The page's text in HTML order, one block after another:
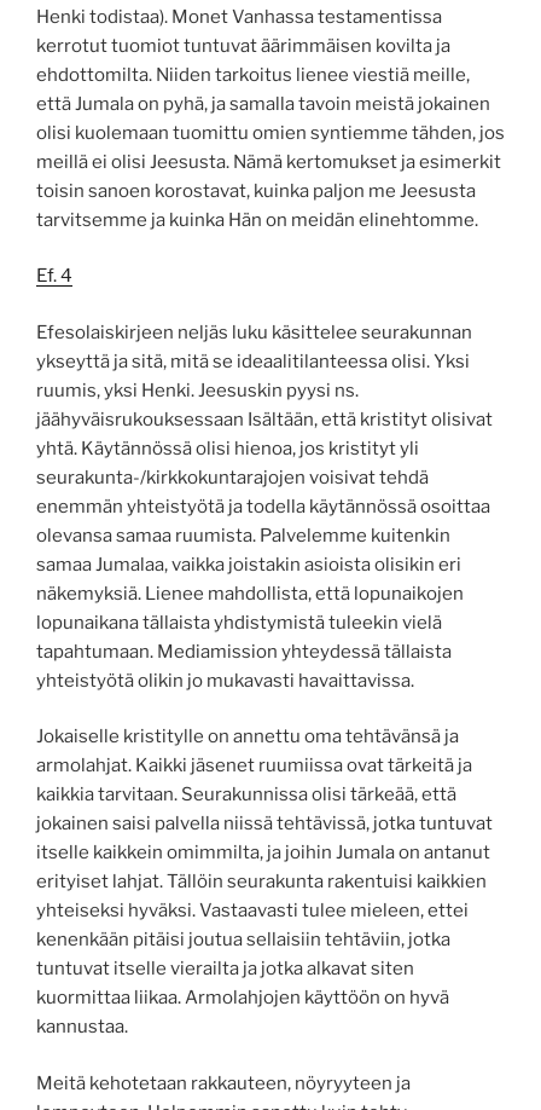
Henki todistaa). Monet Vanhassa testamentissa
kerrotut tuomiot tuntuvat äärimmäisen kovilta ja
ehdottomilta. Niiden tarkoitus lienee viestiä meille,
että Jumala on pyhä, ja samalla tavoin meistä jokainen
olisi kuolemaan tuomittu omien syntiemme tähden, jos
meillä ei olisi Jeesusta. Nämä kertomukset ja esimerkit
toisin sanoen korostavat, kuinka paljon me Jeesusta
tarvitsemme ja kuinka Hän on meidän elinehtomme.
Ef. 4
Efesolaiskirjeen neljäs luku käsittelee seurakunnan
ykseyttä ja sitä, mitä se ideaalitilanteessa olisi. Yksi
ruumis, yksi Henki. Jeesuskin pyysi ns.
jäähyväisrukouksessaan Isältään, että kristityt olisivat
yhtä. Käytännössä olisi hienoa, jos kristityt yli
seurakunta-/kirkkokuntarajojen voisivat tehdä
enemmän yhteistyötä ja todella käytännössä osoittaa
olevansa samaa ruumista. Palvelemme kuitenkin
samaa Jumalaa, vaikka joistakin asioista olisikin eri
näkemyksiä. Lienee mahdollista, että lopunaikojen
lopunaikana tällaista yhdistymistä tuleekin vielä
tapahtumaan. Mediamission yhteydessä tällaista
yhteistyötä olikin jo mukavasti havaittavissa.
Jokaiselle kristitylle on annettu oma tehtävänsä ja
armolahjat. Kaikki jäsenet ruumiissa ovat tärkeitä ja
kaikkia tarvitaan. Seurakunnissa olisi tärkeää, että
jokainen saisi palvella niissä tehtävissä, jotka tuntuvat
itselle kaikkein omimmilta, ja joihin Jumala on antanut
erityiset lahjat. Tällöin seurakunta rakentuisi kaikkien
yhteiseksi hyväksi. Vastaavasti tulee mieleen, ettei
kenenkään pitäisi joutua sellaisiin tehtäviin, jotka
tuntuvat itselle vierailta ja jotka alkavat siten
kuormittaa liikaa. Armolahjojen käyttöön on hyvä
kannustaa.
Meitä kehotetaan rakkauteen, nöyryyteen ja